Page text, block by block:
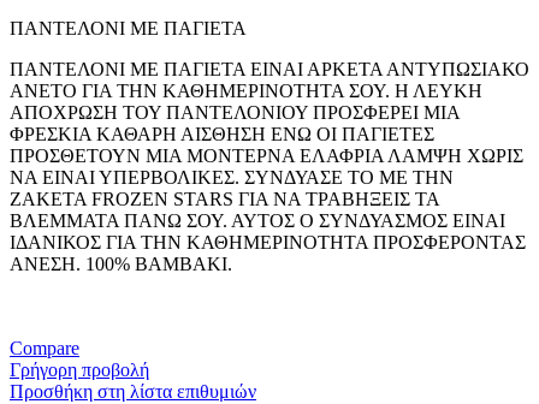
ΠΑΝΤΕΛΟΝΙ ΜΕ ΠΑΓΙΕΤΑ
ΠΑΝΤΕΛΟΝΙ ΜΕ ΠΑΓΙΕΤΑ ΕΙΝΑΙ ΑΡΚΕΤΑ ΑΝΤΥΠΩΣΙΑΚΟ
ΑΝΕΤΟ ΓΙΑ ΤΗΝ ΚΑΘΗΜΕΡΙΝΟΤΗΤΑ ΣΟΥ. Η ΛΕΥΚΗ
ΑΠΟΧΡΩΣΗ ΤΟΥ ΠΑΝΤΕΛΟΝΙΟΥ ΠΡΟΣΦΕΡΕΙ ΜΙΑ
ΦΡΕΣΚΙΑ ΚΑΘΑΡΗ ΑΙΣΘΗΣΗ ΕΝΩ ΟΙ ΠΑΓΙΕΤΕΣ
ΠΡΟΣΘΕΤΟΥΝ ΜΙΑ ΜΟΝΤΕΡΝΑ ΕΛΑΦΡΙΑ ΛΑΜΨΗ ΧΩΡΙΣ
ΝΑ ΕΙΝΑΙ ΥΠΕΡΒΟΛΙΚΕΣ. ΣΥΝΔΥΑΣΕ ΤΟ ΜΕ ΤΗΝ
ΖΑΚΕΤΑ FROZEN STARS ΓΙΑ ΝΑ ΤΡΑΒΗΞΕΙΣ ΤΑ
ΒΛΕΜΜΑΤΑ ΠΑΝΩ ΣΟΥ. ΑΥΤΟΣ Ο ΣΥΝΔΥΑΣΜΟΣ ΕΙΝΑΙ
ΙΔΑΝΙΚΟΣ ΓΙΑ ΤΗΝ ΚΑΘΗΜΕΡΙΝΟΤΗΤΑ ΠΡΟΣΦΕΡΟΝΤΑΣ
ΑΝΕΣΗ. 100% ΒΑΜΒΑΚΙ.
Compare
Γρήγορη προβολή
Προσθήκη στη λίστα επιθυμιών